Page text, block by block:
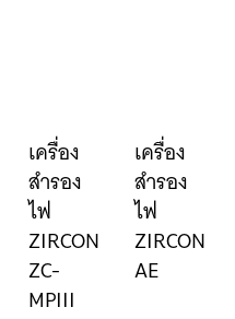
เครื่อง
สำรอง
ไฟ
ZIRCON
ZC-
MPIII
เครื่อง
สำรอง
ไฟ
ZIRCON
AE